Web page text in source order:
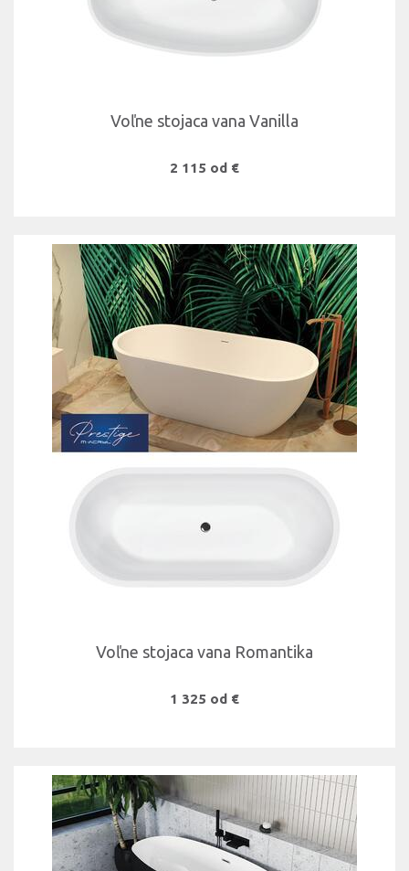
Voľne stojaca vana Vanilla
2 115 od €
Voľne stojaca vana Romantika
1 325 od €